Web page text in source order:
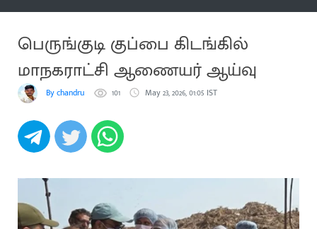
பெருங்குடி குப்பை கிடங்கில்
மாநகராட்சி ஆணையர் ஆய்வு
By chandru 101 May 23, 2026, 01:05 IST